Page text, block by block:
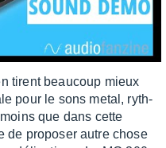
tirent beau­coup mieux
pour le sons metal, ryth­
que dans cette
de propo­ser autre chose